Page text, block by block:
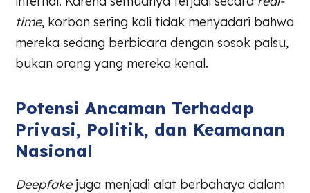
time, korban sering kali tidak menyadari bahwa
mereka sedang berbicara dengan sosok palsu,
bukan orang yang mereka kenal.
Potensi Ancaman Terhadap
Privasi, Politik, dan Keamanan
Nasional
Deepfakejuga menjadi alat berbahaya dalam